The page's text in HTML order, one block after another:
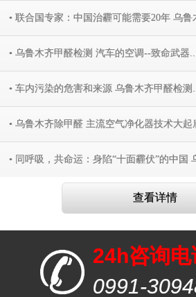
• 联合国专家：中国治霾可能需要20年 乌鲁
• 乌鲁木齐甲醛检测 汽车的空调--致命武器..
• 车内污染的危害和来源 乌鲁木齐甲醛检测
• 乌鲁木齐除甲醛 主流空气净化器技术大起
• 同呼吸，共命运：身陷“十面霾伏”的中国
查看详情
24h咨询电
0991-